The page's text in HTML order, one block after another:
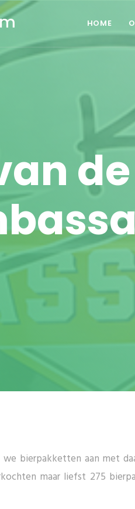
HOME
de
bierpakketten aan met
maar liefst 275